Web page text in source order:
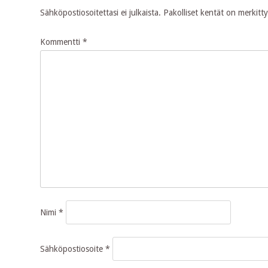
Sähköpostiosoitettasi ei julkaista. Pakolliset kentät on
Kommentti*
Nimi*
Sähköpostiosoite*